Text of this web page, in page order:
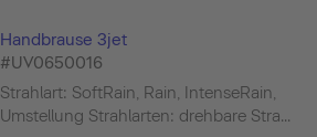
Handbrause 3jet
#UV0650016
Strahlart: SoftRain, Rain, IntenseRain,
Umstellung Strahlarten: drehbare Stra...